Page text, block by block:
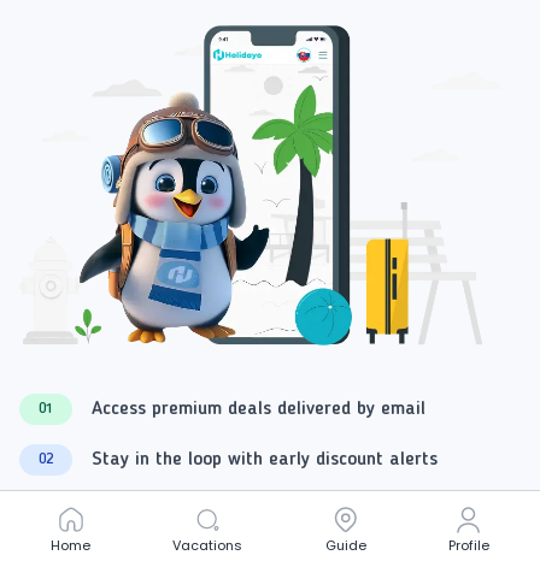
Home Vacations Guide Profile
Home Vacations Guide Profile
01 Access premium deals delivered by email
02 Stay in the loop with early discount alerts
Get valuable travel advice & expert tips